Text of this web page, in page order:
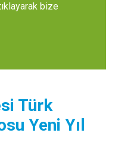
bize
Türk
Yeni Yıl